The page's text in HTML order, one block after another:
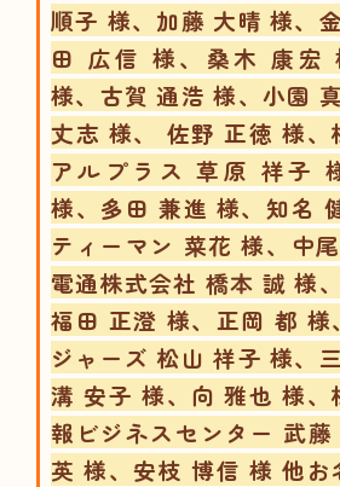
順子 様、加藤 大晴 様、
田 広信 様、 桑木 康宏
様、 古賀 通浩 様、小園
丈志 様、 佐野 正徳 様、
アルプラス 草原 祥子
様、多田 兼進 様、知名
ティーマン 菜花 様、中
電通株式会社 橋本 誠 様
福田 正澄 様、正岡 都 様
ジャーズ 松山 祥子 様、
溝 安子 様、向 雅也 様、
報ビジネスセンター 武
英 様、安枝 博信 様 他お